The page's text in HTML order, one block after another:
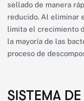
sellado de manera
reducido. Al eliminar
limita el crecimiento
la mayoría de las
proceso de
SISTEMA